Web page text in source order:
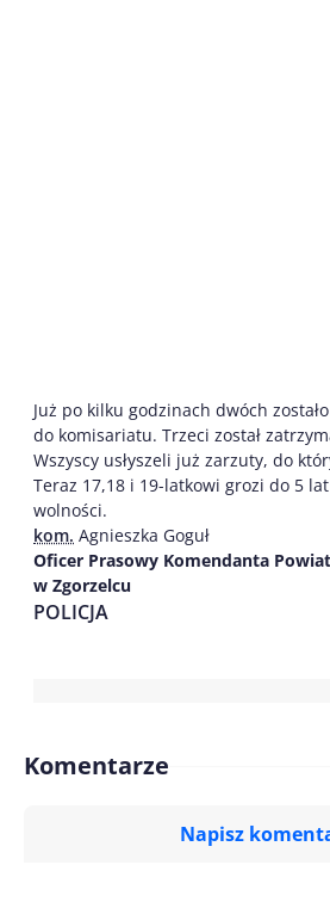
Już po kilku godzinach dwóch
do komisariatu. Trzeci został
Wszyscy usłyszeli już zarzuty, do
Teraz 17,18 i 19-latkowi grozi do 5
wolności.
kom. Agnieszka Goguł
Oficer Prasowy Komendanta
w Zgorzelcu
POLICJA
Komentarze
Napisz